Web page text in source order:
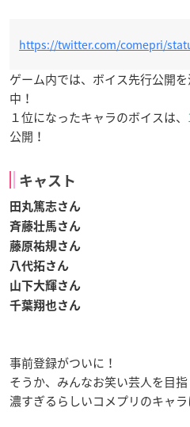
https://twitter.com/comepri/
ゲーム内では、ボイス先行公開
中！
１位になったキャラのボイスは、
公開！
キャスト
田丸篤志さん
斉藤壮馬さん
藤原祐規さん
八代拓さん
山下大輝さん
千葉翔也さん
事前登録がついに！
そうか、みんなお笑い芸人を目指
濃すぎるらしいコメプリのキャラ